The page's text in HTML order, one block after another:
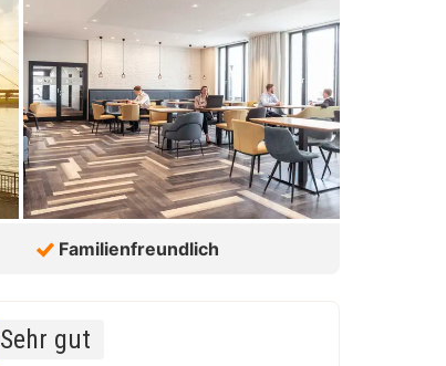
Familienfreundlich
Sehr gut